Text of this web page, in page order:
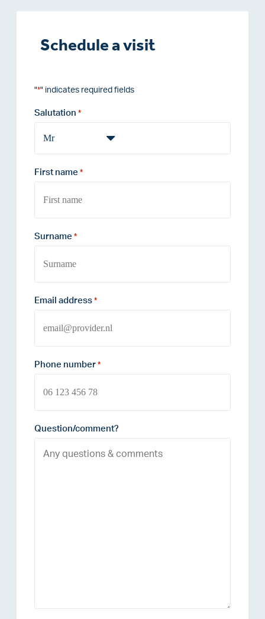
Schedule a visit
"*" indicates required fields
Salutation *
First name *
Surname *
Email address *
Phone number *
Question/comment?